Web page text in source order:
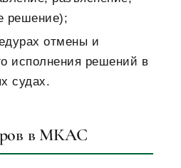
решение);
отмены и
исполнения решений в
судах.
в МКАС